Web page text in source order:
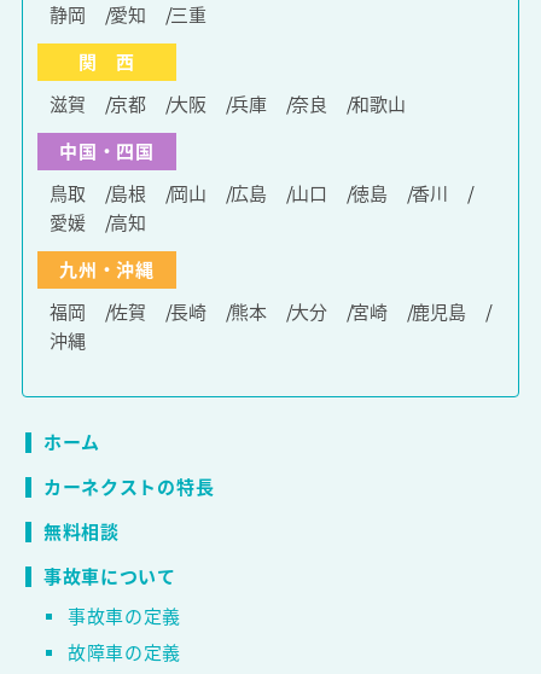
静岡
愛知
三重
関 西
滋賀
京都 大阪 兵庫 奈良
和歌山
中国・四国
鳥取
島根 岡山 広島 山口 徳島
香川
愛媛
高知
九州・沖縄
福岡
佐賀 長崎 熊本 大分 宮崎
鹿児島
沖縄
ホーム
カーネクストの特長
無料相談
事故車について
事故車の定義
故障車の定義